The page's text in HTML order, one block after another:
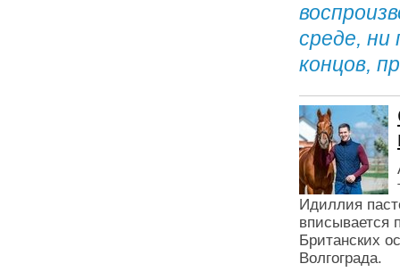
среде, ни
концов,
Идиллия
вписывается
Британских
Волгограда.